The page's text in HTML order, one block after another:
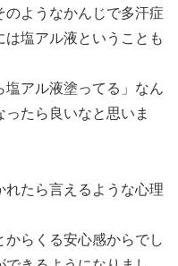
のようなかんじで多汗症
塩アル液ということも
塩アル液塗ってる」なん
たら良いなと思いま
たら言えるような心理
らくる安心感からでし